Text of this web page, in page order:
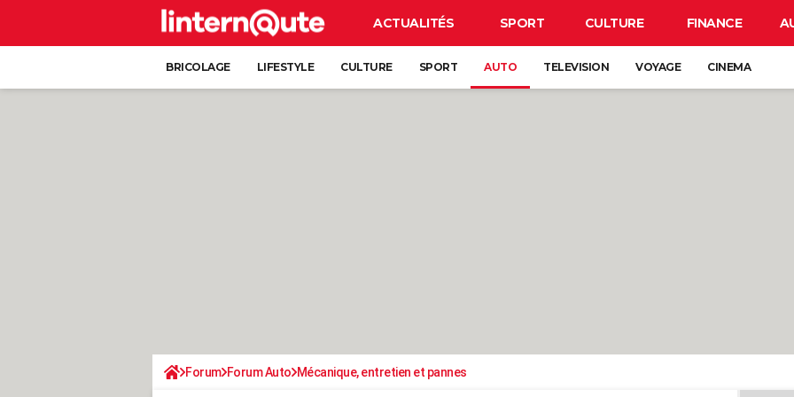
ACTUALITÉS SPORT CULTURE FINANCE
BRICOLAGE LIFESTYLE CULTURE SPORT AUTO TELEVISION VOYAGE CINEMA
Forum Forum Auto Mécanique, entretien et pannes